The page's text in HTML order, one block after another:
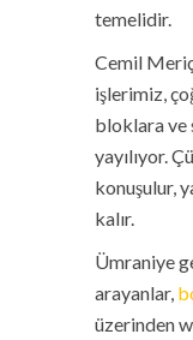
temelidir.
Cemil
işlerimiz,
bloklara ve
yayılıyor.
konuşulur,
kalır.
Ümraniye
arayanlar,
üzerinden